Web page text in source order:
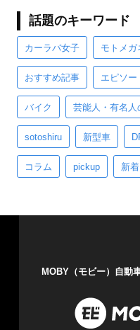
話題のキーワード
カーラバ女子 モトメガ
おすすめ記事 エピソー
バイク 芸能人・有名人
sotoshiru 新型車
コラム pickup 新着
MOBY（モビー）自動